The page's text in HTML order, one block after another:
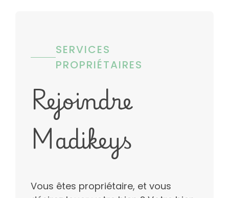
SERVICES
PROPRIÉTAIRES
Rejoindre
Madikeys
Vous êtes propriétaire, et vous